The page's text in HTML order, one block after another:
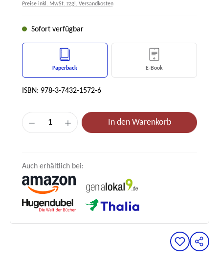
Preise inkl. MwSt. zzgl. Versandkosten
Sofort verfügbar
Paperback E-Book
ISBN: 978-3-7432-1572-6
Produkt Anzahl: Gib den gewünschten
In den Warenkorb
Auch erhältlich bei: